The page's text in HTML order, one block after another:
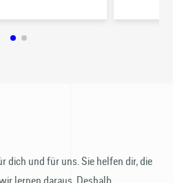
dich und für uns. Sie helfen dir, die